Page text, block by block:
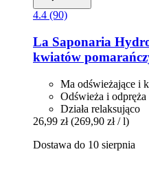
4.4 (90)
La Saponaria
kwiatów
Ma odświeżające i
Odświeża i odpręża
Działa relaksująco
26,99 zł (269,90 zł / l)
Dostawa do 10 sierpnia